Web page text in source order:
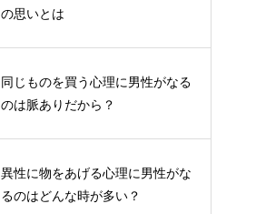
の思いとは
同じものを買う心理に男性がなる
のは脈ありだから？
異性に物をあげる心理に男性がな
るのはどんな時が多い？